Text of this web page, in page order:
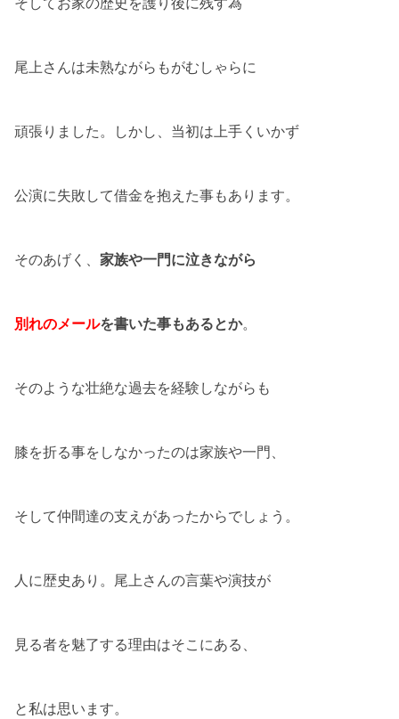
尾上さんは未熟ながらもがむしゃらに
頑張りました。しかし、当初は上手くいかず
公演に失敗して借金を抱えた事もあります。
そのあげく、 家族や一門に泣きながら
別れのメールを書いた事もあるとか。
そのような壮絶な過去を経験しながらも
膝を折る事をしなかったのは家族や一門、
そして仲間達の支えがあったからでしょう。
人に歴史あり。尾上さんの言葉や演技が
見る者を魅了する理由はそこにある、
と私は思います。